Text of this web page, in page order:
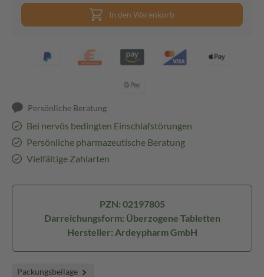
In den Warenkorb
Persönliche Beratung
Bei nervös bedingten Einschlafstörungen
Persönliche pharmazeutische Beratung
Vielfältige Zahlarten
PZN: 02197805
Darreichungsform: Überzogene Tabletten
Hersteller: Ardeypharm GmbH
Packungsbeilage